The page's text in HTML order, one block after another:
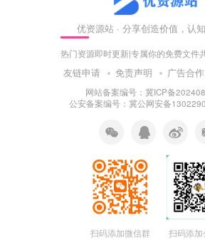
优资源站 · 分享创造价值，认
热门资源即时更新|专属你的免费文件
友链申请 免责声明 广告合作
网站备案编号：冀ICP备
公安备案编号：冀公网安备
扫码添加微信群 扫码添